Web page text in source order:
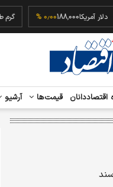
دلار آمریکا188,000۰٫۰۰ %
اقتصاددانان قیمت‌ها آرشیو